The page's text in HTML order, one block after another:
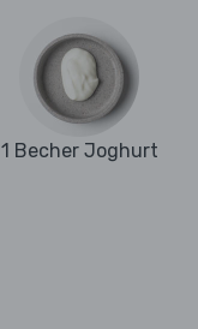
1 Becher Joghurt